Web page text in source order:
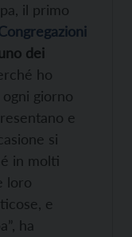
il primo
dei
ho
giorno
e
si
in molti
loro
e
ha